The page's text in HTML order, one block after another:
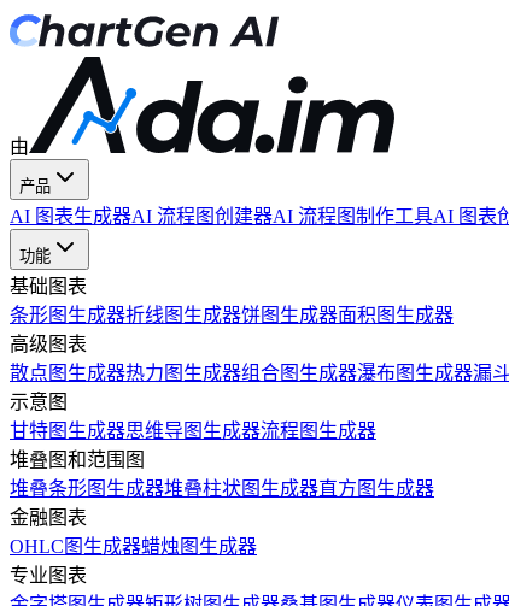
由
产品
AI 图表生成器AI 流程图创建器AI 流程图制作工具AI 图表
功能
基础图表
条形图生成器折线图生成器饼图生成器面积图生成器
高级图表
散点图生成器热力图生成器组合图生成器瀑布图生成器漏
示意图
甘特图生成器思维导图生成器流程图生成器
堆叠图和范围图
堆叠条形图生成器堆叠柱状图生成器直方图生成器
金融图表
OHLC图生成器蜡烛图生成器
专业图表